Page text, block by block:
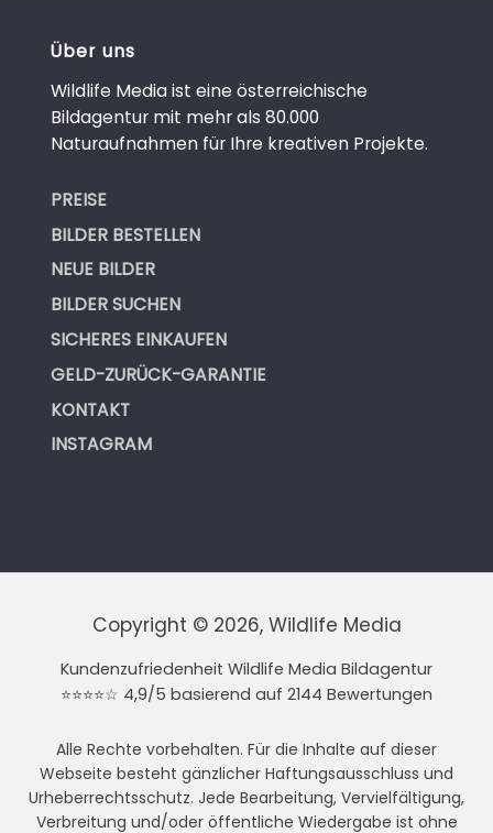
Über uns
Wildlife Media ist eine österreichische
Bildagentur mit mehr als 80.000
Naturaufnahmen für Ihre kreativen Projekte.
PREISE
BILDER BESTELLEN
NEUE BILDER
BILDER SUCHEN
SICHERES EINKAUFEN
GELD-ZURÜCK-GARANTIE
KONTAKT
INSTAGRAM
Copyright © 2026, Wildlife Media
Kundenzufriedenheit Wildlife Media Bildagentur
⭐⭐⭐⭐☆ 4,9/5 basierend auf 2144 Bewertungen
Alle Rechte vorbehalten. Für die Inhalte auf dieser
Webseite besteht gänzlicher Haftungsausschluss und
Urheberrechtsschutz. Jede Bearbeitung, Vervielfältigung,
Verbreitung und/oder öffentliche Wiedergabe ist ohne